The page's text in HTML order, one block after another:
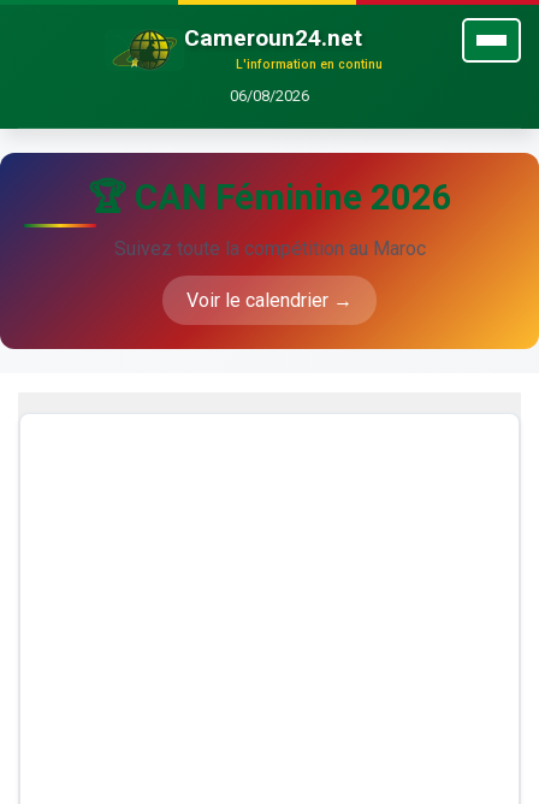
Cameroun24.net
L'information en continu
06/08/2026
🏆 CAN Féminine 2026
Suivez toute la compétition au Maroc
Voir le calendrier →